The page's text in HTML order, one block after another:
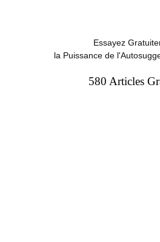
Essayez
la Puissance de
580 Articles